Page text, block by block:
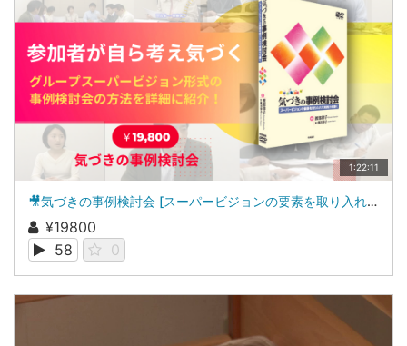
1:22:11
🎥気づきの事例検討会 [スーパービジョンの要素を取り入れて実践力を磨く]
¥19800
58
0